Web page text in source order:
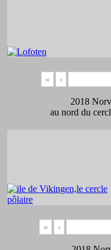
« ‹
2018
au nord du
« ‹